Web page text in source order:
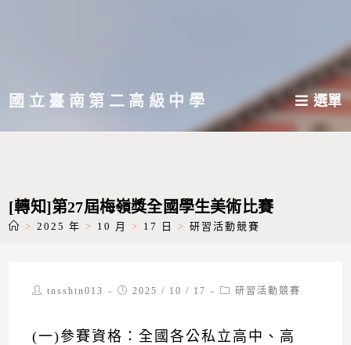
主國立臺南第二高級中學 選單
[轉知]第27屆梅嶺獎全國學生美術比賽
> 2025 年 > 10 月 > 17 日 > 研習活動競賽
Posttnsshtn013
Post2025 / 10 / 17
Post研習活動競賽
(一)參賽資格：全國各公私立高中、高